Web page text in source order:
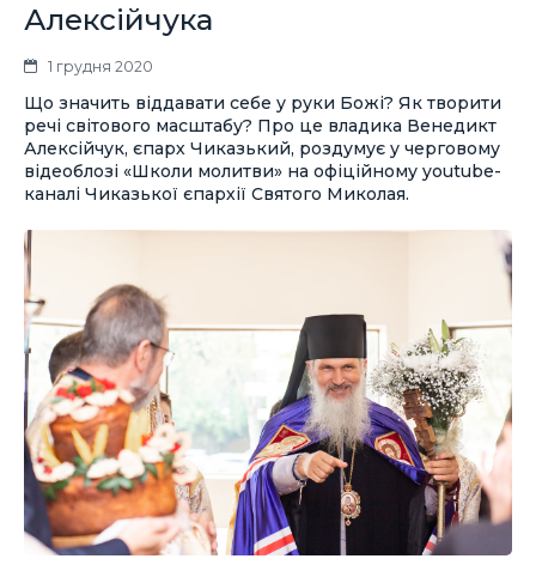
Алексійчука
1 грудня 2020
Що значить віддавати себе у руки Божі? Як творити
речі світового масштабу? Про це владика Венедикт
Алексійчук, єпарх Чиказький, роздумує у черговому
відеоблозі «Школи молитви» на офіційному youtube-
каналі Чиказької єпархії Святого Миколая.